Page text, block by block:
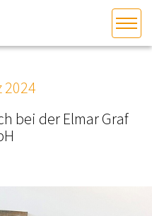
2024
bei der Elmar Graf